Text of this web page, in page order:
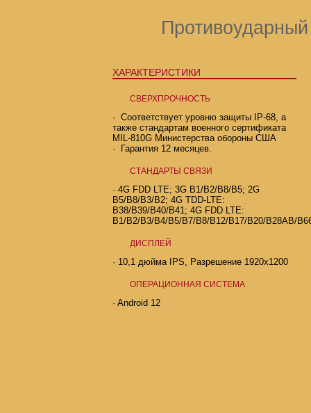
ХАРАКТЕРИСТИКИ
СВЕРХПРОЧНОСТЬ
· Соответствует уровню защиты IP-68, а
также стандартам военного сертификата
MIL-810G Министерства обороны США
· Гарантия 12 месяцев.
СТАНДАРТЫ СВЯЗИ
· 4G FDD LTE; 3G B1/B2/B8/B5; 2G
B5/B8/B3/B2; 4G TDD-LTE:
B38/B39/B40/B41; 4G FDD LTE:
B1/B2/B3/B4/B5/B7/B8/B12/B17/B20/B28AB/
ДИСПЛЕЙ
· 10,1дюйма IPS, Разрешение 1920x1200
ОПЕРАЦИОННАЯ СИСТЕМА
· Android 12